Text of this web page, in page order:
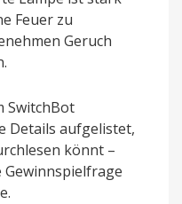
Feuer zu
Geruch
SwitchBot
Details aufgelistet,
könnt –
Gewinnspielfrage